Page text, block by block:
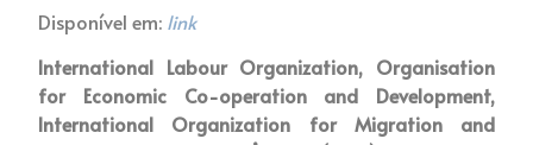
Disponível em: link
International Labour Organization, Organisation
for Economic Co-operation and Development,
International Organization for Migration and